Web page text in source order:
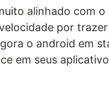
alinhado com o
por
o android em
em seus